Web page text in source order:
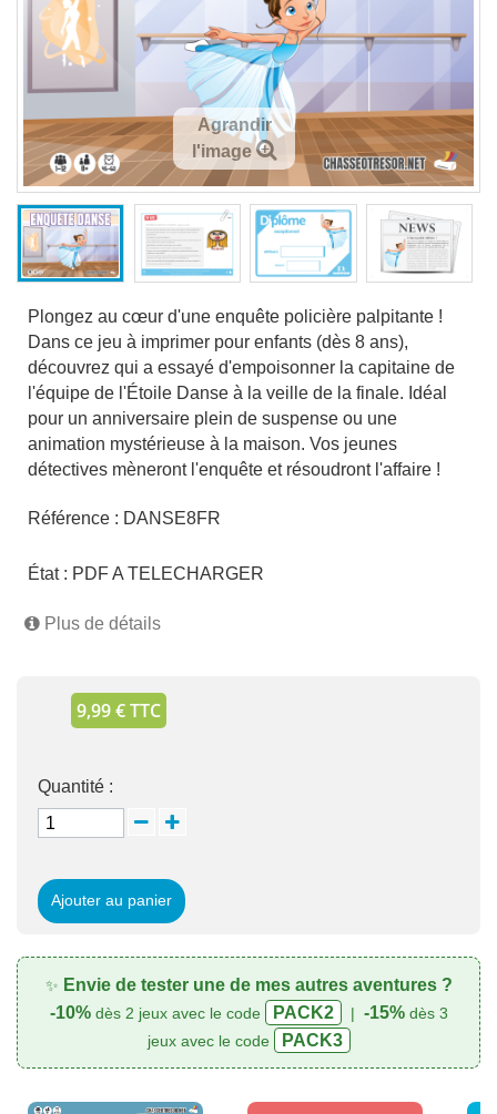
Agrandir
l'image
Plongez au cœur d'une enquête policière palpitante !
Dans ce jeu à imprimer pour enfants (dès 8 ans),
découvrez qui a essayé d'empoisonner la capitaine de
l'équipe de l'Étoile Danse à la veille de la finale. Idéal
pour un anniversaire plein de suspense ou une
animation mystérieuse à la maison. Vos jeunes
détectives mèneront l'enquête et résoudront l'affaire !
Référence : DANSE8FR
État : PDF A TELECHARGER
Plus de détails
9,99 € TTC
Quantité :
Ajouter au panier
✨ Envie de tester une de mes autres aventures ?
-10%dès 2 jeux avec le code PACK2 | -15%dès 3
jeux avec le code
PACK3